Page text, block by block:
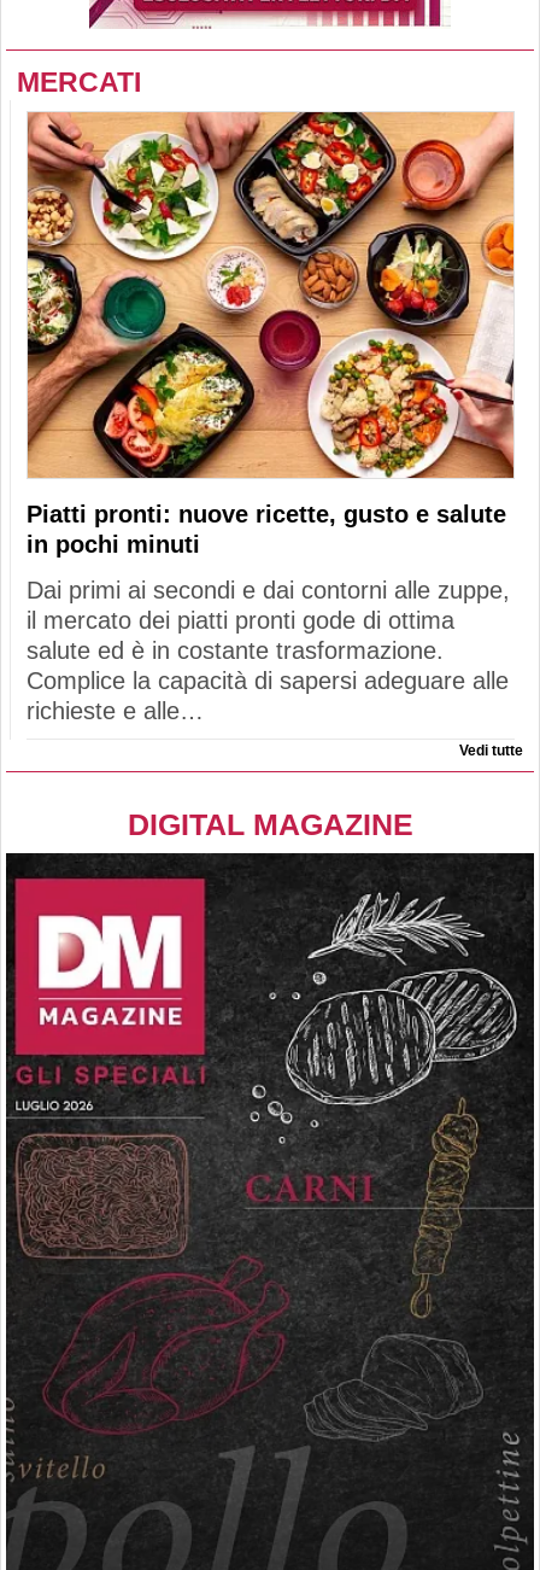
MERCATI
Piatti pronti: nuove ricette, gusto e salute
in pochi minuti
Dai primi ai secondi e dai contorni alle zuppe,
il mercato dei piatti pronti gode di ottima
salute ed è in costante trasformazione.
Complice la capacità di sapersi adeguare alle
richieste e alle…
Vedi tutte
DIGITAL MAGAZINE